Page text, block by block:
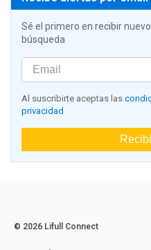
Sé el primero en recibir
búsqueda
Al suscribirte aceptas las
privacidad
© 2026 Lifull Connect